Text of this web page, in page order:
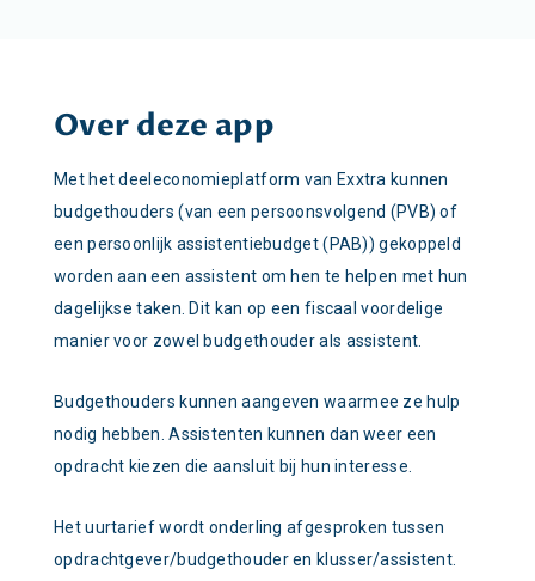
Over deze app
Met het deeleconomieplatform van Exxtra kunnen
budgethouders (van een persoonsvolgend (PVB) of
een persoonlijk assistentiebudget (PAB)) gekoppeld
worden aan een assistent om hen te helpen met hun
dagelijkse taken. Dit kan op een fiscaal voordelige
manier voor zowel budgethouder als assistent.
Budgethouders kunnen aangeven waarmee ze hulp
nodig hebben. Assistenten kunnen dan weer een
opdracht kiezen die aansluit bij hun interesse.
Het uurtarief wordt onderling afgesproken tussen
opdrachtgever/budgethouder en klusser/assistent.